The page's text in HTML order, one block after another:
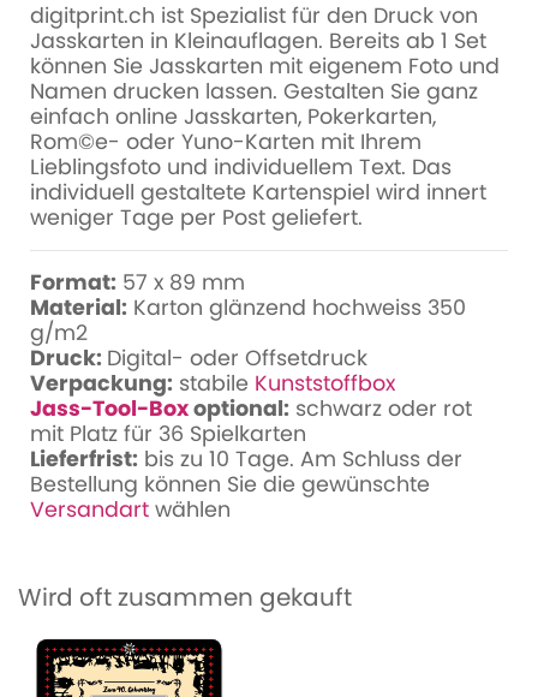
digitprint.ch ist Spezialist für den Druck von
Jasskarten in Kleinauflagen. Bereits ab 1 Set
können Sie Jasskarten mit eigenem Foto und
Namen drucken lassen. Gestalten Sie ganz
einfach online Jasskarten, Pokerkarten,
Rom©e- oder Yuno-Karten mit Ihrem
Lieblingsfoto und individuellem Text. Das
individuell gestaltete Kartenspiel wird innert
weniger Tage per Post geliefert.
Format: 57 x 89 mm
Material: Karton glänzend hochweiss 350
g/m2
Druck: Digital- oder Offsetdruck
Verpackung: stabile Kunststoffbox
Jass-Tool-Boxoptional: schwarz oder rot
mit Platz für 36 Spielkarten
Lieferfrist: bis zu 10 Tage. Am Schluss der
Bestellung können Sie die gewünschte
Versandart wählen
Wird oft zusammen gekauft